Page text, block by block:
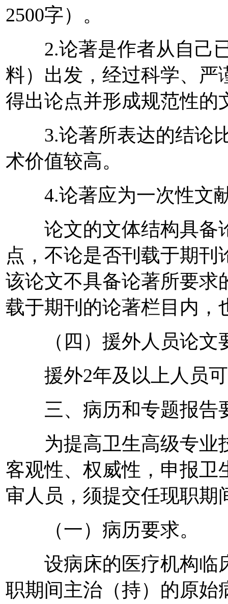
2500字）。
2.论著是作者从自己已
料）出发，经过科学、严
得出论点并形成规范性的
3.论著所表达的结论比
术价值较高。
4.论著应为一次性文献
论文的文体结构具备
点，不论是否刊载于期
该论文不具备论著所要求
载于期刊的论著栏目内，
（四）援外人员论文
援外2年及以上人员可
三、病历和专题报告
为提高卫生高级专业
客观性、权威性，申报卫
审人员，须提交任现职期
（一）病历要求。
设病床的医疗机构临
职期间主治（持）的原始